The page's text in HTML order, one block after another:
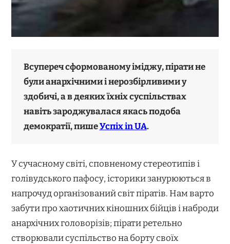
Всупереч сформованому іміджу, пірати не
були анархічними і нерозбірливими у
здобичі, а в деяких їхніх суспільствах
навіть зароджувалася якась подоба
демократії, пишеУспіх in UA.
У сучасному світі, сповненому стереотипів і
голівудського пафосу, історики занурюються в
напрочуд організований світ піратів. Нам варто
забути про хаотичних кіношних бійців і наброди
анархічних головорізів; пірати ретельно
створювали суспільство на борту своїх